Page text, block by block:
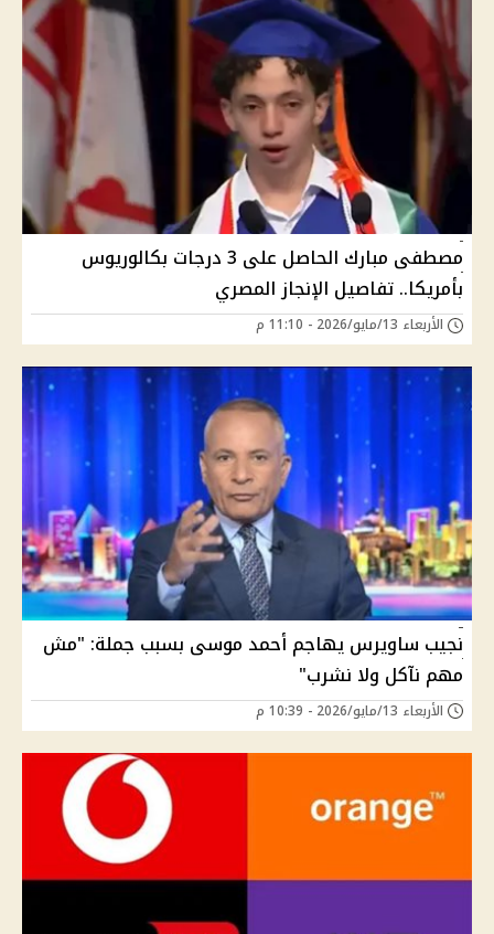
مصطفى مبارك الحاصل على 3 درجات بكالوريوس
بأمريكا.. تفاصيل الإنجاز المصري
الأربعاء 13/مايو/2026 - 11:10 م
نجيب ساويرس يهاجم أحمد موسى بسبب جملة: "مش
مهم نآكل ولا نشرب"
الأربعاء 13/مايو/2026 - 10:39 م